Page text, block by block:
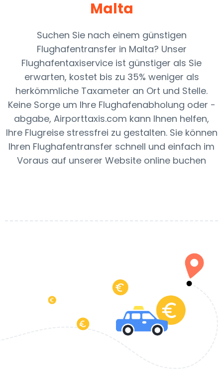
Malta
Suchen Sie nach einem günstigen
Flughafentransfer in Malta? Unser
Flughafentaxiservice ist günstiger als Sie
erwarten, kostet bis zu 35% weniger als
herkömmliche Taxameter an Ort und Stelle.
Keine Sorge um Ihre Flughafenabholung oder -
abgabe, Airporttaxis.com kann Ihnen helfen,
Ihre Flugreise stressfrei zu gestalten. Sie können
Ihren Flughafentransfer schnell und einfach im
Voraus auf unserer Website online buchen